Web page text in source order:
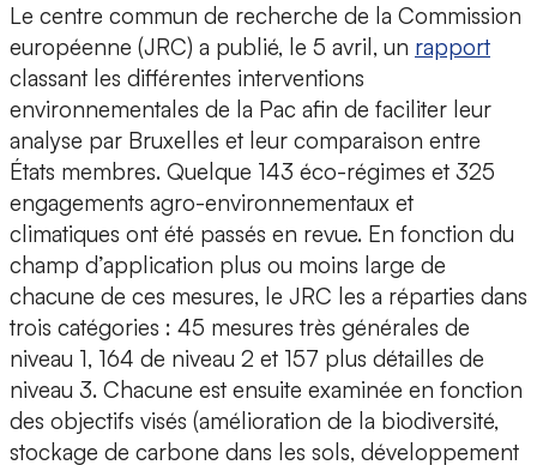
Le centre commun de recherche de la Commission
européenne (JRC) a publié, le 5 avril, un rapport
classant les différentes interventions
environnementales de la Pac afin de faciliter leur
analyse par Bruxelles et leur comparaison entre
États membres. Quelque 143 éco-régimes et 325
engagements agro-environnementaux et
climatiques ont été passés en revue. En fonction du
champ d’application plus ou moins large de
chacune de ces mesures, le JRC les a réparties dans
trois catégories : 45 mesures très générales de
niveau 1, 164 de niveau 2 et 157 plus détailles de
niveau 3. Chacune est ensuite examinée en fonction
des objectifs visés (amélioration de la biodiversité,
stockage de carbone dans les sols, développement